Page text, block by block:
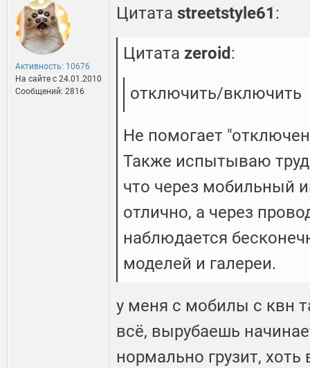
Активность: 10676
На сайте c 24.01.2010
Сообщений: 2816
Цитата streetstyle61:
Цитата zeroid :
отключить/
Не помогает
Также испытываю
что через мобильный
отлично, а через
наблюдается
моделей и галереи.
у меня с мобилы с квн
всё, вырубаешь
нормально грузит,